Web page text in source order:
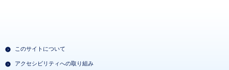
このサイトについて
アクセシビリティへの取り組み